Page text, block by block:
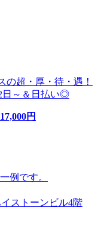
の超・厚・待・遇！
日～＆日払い◎
17,000円
例です。
ストーンビル4階